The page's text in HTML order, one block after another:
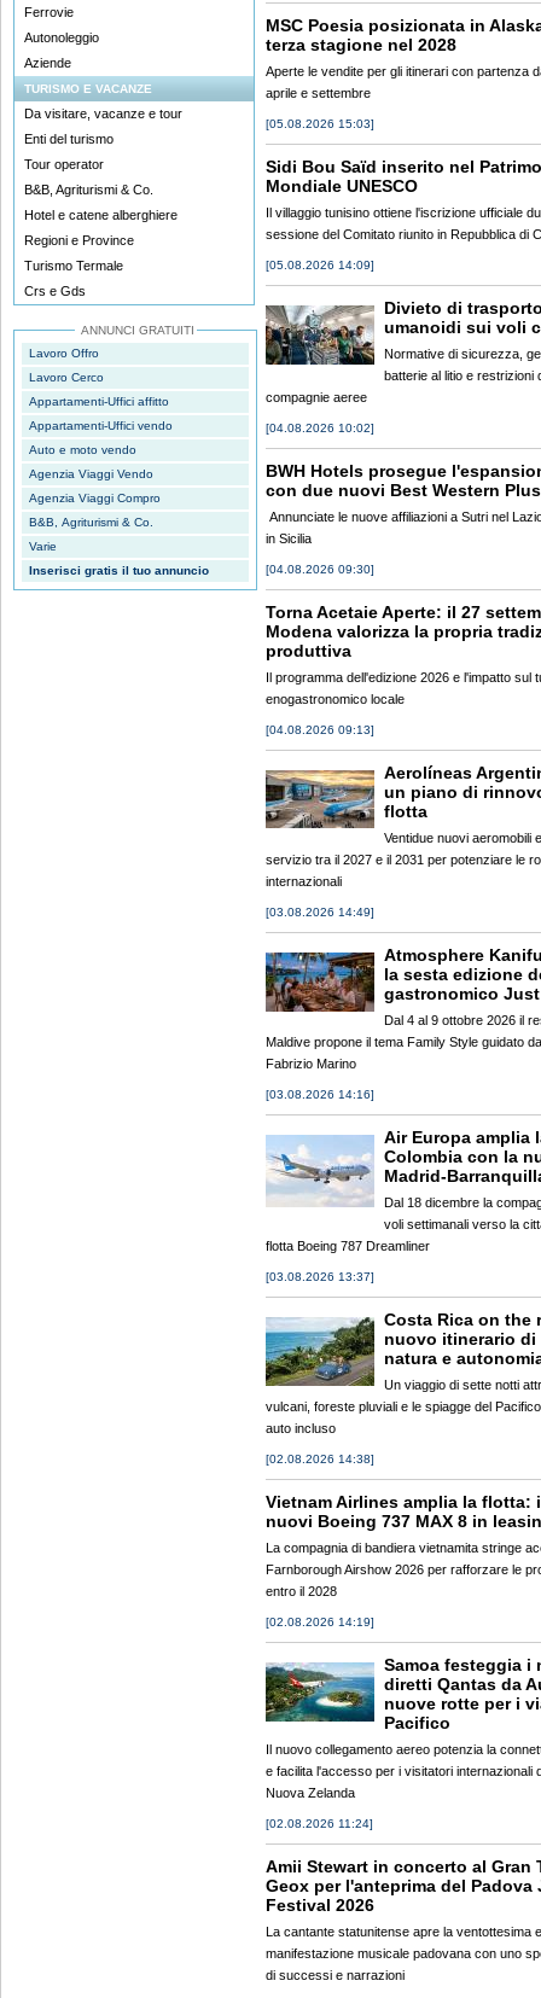
Ferrovie
Autonoleggio
Aziende
TURISMO E VACANZE
Da visitare, vacanze e tour
Enti del turismo
Tour operator
B&B, Agriturismi & Co.
Hotel e catene alberghiere
Regioni e Province
Turismo Termale
Crs e Gds
ANNUNCI GRATUITI
Lavoro Offro
Lavoro Cerco
Appartamenti-Uffici affitto
Appartamenti-Uffici vendo
Auto e moto vendo
Agenzia Viaggi Vendo
Agenzia Viaggi Compro
B&B, Agriturismi & Co.
Varie
Inserisci gratis il tuo annuncio
MSC Poesia posizionata in
terza stagione nel 2028
Aperte le vendite per gli itinerari con partenza
aprile e settembre
[05.08.2026 15:03]
Sidi Bou Saïd inserito nel
Mondiale UNESCO
Il villaggio tunisino ottiene l'iscrizione ufficiale
sessione del Comitato riunito in Repubblica di
[05.08.2026 14:09]
Divieto di
umanoidi sui voli
Normative di sicurezza,
batterie al litio e restrizioni
compagnie aeree
[04.08.2026 10:02]
BWH Hotels prosegue
con due nuovi Best Western Plus
Annunciate le nuove affiliazioni a Sutri nel
in Sicilia
[04.08.2026 09:30]
Torna Acetaie Aperte: il 27
Modena valorizza la propria
produttiva
Il programma dell'edizione 2026 e l'impatto sul
enogastronomico locale
[04.08.2026 09:13]
Aerolíneas
un piano di
flotta
Ventidue nuovi aeromobili
servizio tra il 2027 e il 2031 per potenziare le
internazionali
[03.08.2026 14:49]
Atmosphere
la sesta edizione
gastronomico Just
Dal 4 al 9 ottobre 2026 il
Maldive propone il tema Family Style guidato
Fabrizio Marino
[03.08.2026 14:16]
Air Europa amplia
Colombia con la
Madrid-
Dal 18 dicembre la
voli settimanali verso la
flotta Boeing 787 Dreamliner
[03.08.2026 13:37]
Costa Rica on the
nuovo itinerario di
natura e
Un viaggio di sette notti
vulcani, foreste pluviali e le spiagge del
auto incluso
[02.08.2026 14:38]
Vietnam Airlines amplia la flotta:
nuovi Boeing 737 MAX 8 in
La compagnia di bandiera vietnamita stringe
Farnborough Airshow 2026 per rafforzare le
entro il 2028
[02.08.2026 14:19]
Samoa festeggia i
diretti Qantas da
nuove rotte per i
Pacifico
Il nuovo collegamento aereo potenzia la
e facilita l'accesso per i visitatori internazionali
Nuova Zelanda
[02.08.2026 11:24]
Amii Stewart in concerto al Gran
Geox per l'anteprima del Padova
Festival 2026
La cantante statunitense apre la ventottesima
manifestazione musicale padovana con uno
di successi e narrazioni